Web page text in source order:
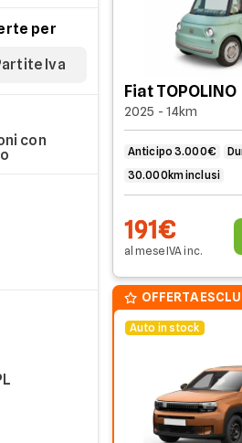
per
Iva
con
Fiat TOPOLINO
2025 - 14km
Anticipo 3.000€
30.000km inclusi
191€
al meseIVAinc.
OFFERTA
Auto in stock